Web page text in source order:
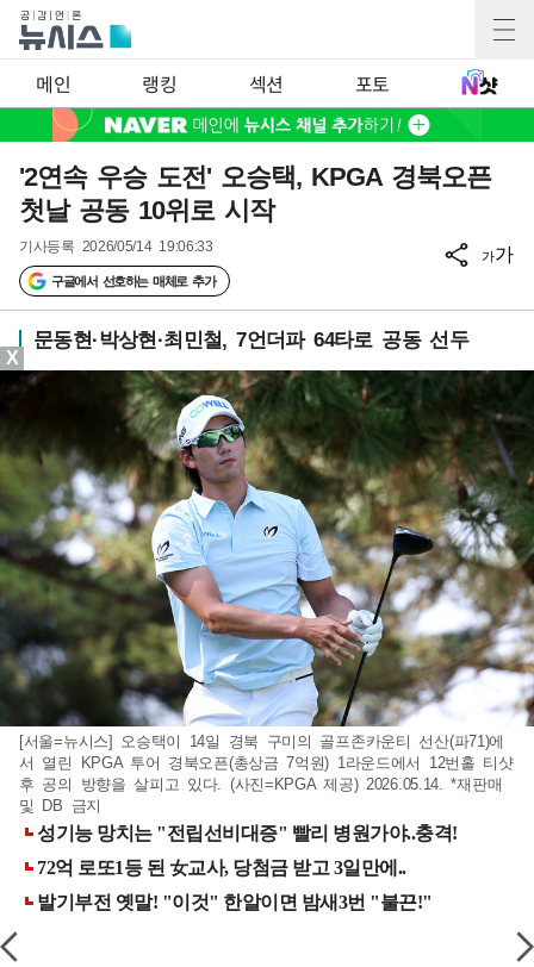
메인 랭킹 섹션 포토
'2연속 우승 도전' 오승택, KPGA 경북오픈
첫날 공동 10위로 시작
기사등록 2026/05/14 19:06:33
구글에서 선호하는 매체로 추가
가가
문동현·박상현·최민철, 7언더파 64타로 공동 선두
[서울=뉴시스] 오승택이 14일 경북 구미의 골프존카운티 선산(파71)에
서 열린 KPGA 투어 경북오픈(총상금 7억원) 1라운드에서 12번홀 티샷
후 공의 방향을 살피고 있다. (사진=KPGA 제공) 2026.05.14. *재판매
및 DB 금지
X